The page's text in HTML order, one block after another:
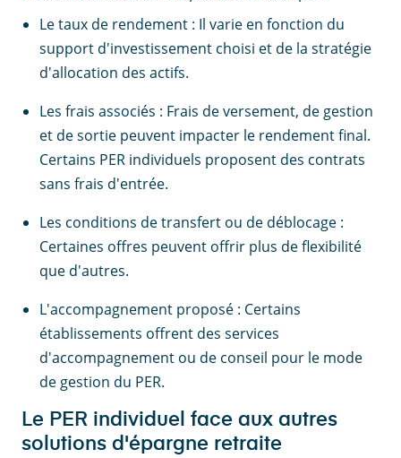
Le taux de rendement : Il varie en fonction du
support d'investissement choisi et de la stratégie
d'allocation des actifs.
Les frais associés : Frais de versement, de gestion
et de sortie peuvent impacter le rendement final.
Certains PER individuels proposent des contrats
sans frais d'entrée.
Les conditions de transfert ou de déblocage :
Certaines offres peuvent offrir plus de flexibilité
que d'autres.
L'accompagnement proposé : Certains
établissements offrent des services
d'accompagnement ou de conseil pour le mode
de gestion du PER.
Le PER individuel face aux autres
solutions d'épargne retraite